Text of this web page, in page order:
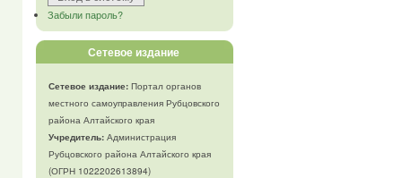
Забыли пароль?
Сетевое издание
Сетевое издание:Портал органов
местного самоуправления Рубцовского
района Алтайского края
Учредитель:Администрация
Рубцовского района Алтайского края
(ОГРН 1022202613894)